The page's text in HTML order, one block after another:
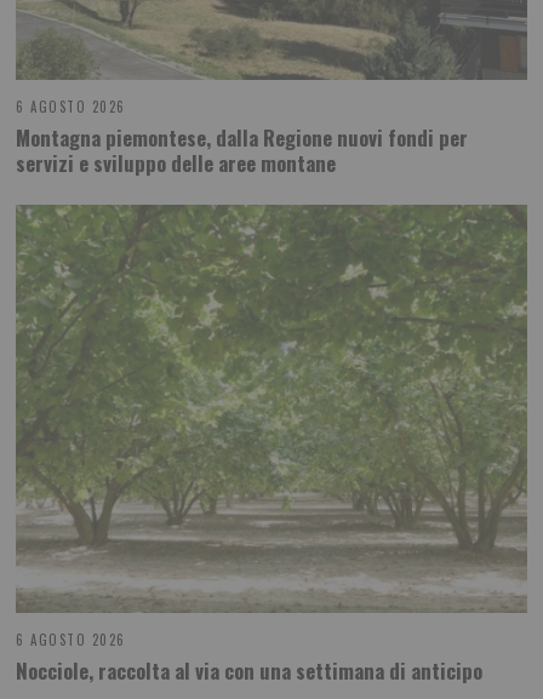
6 AGOSTO 2026
Montagna piemontese, dalla Regione nuovi fondi per
servizi e sviluppo delle aree montane
6 AGOSTO 2026
Nocciole, raccolta al via con una settimana di anticipo